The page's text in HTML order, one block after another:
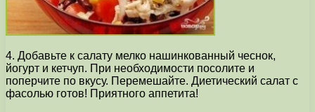
4. Добавьте к салату мелко нашинкованный чеснок,
йогурт и кетчуп. При необходимости посолите и
поперчите по вкусу. Перемешайте. Диетический салат с
фасолью готов! Приятного аппетита!